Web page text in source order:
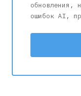
обновления,
ошибок AI,